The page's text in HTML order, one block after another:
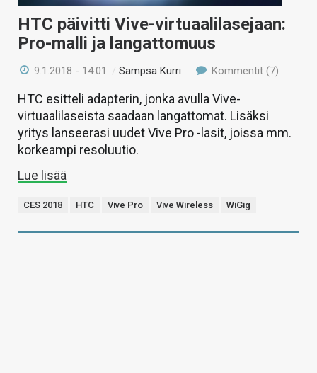
HAKU
HTC päivitti Vive-virtuaalilasejaan:
Pro-malli ja langattomuus
9.1.2018 - 14:01 /Sampsa Kurri Kommentit (7)
HTC esitteli adapterin, jonka avulla Vive-
virtuaalilaseista saadaan langattomat. Lisäksi
yritys lanseerasi uudet Vive Pro -lasit, joissa mm.
korkeampi resoluutio.
Lue lisää
CES 2018 HTC Vive Pro Vive Wireless WiGig